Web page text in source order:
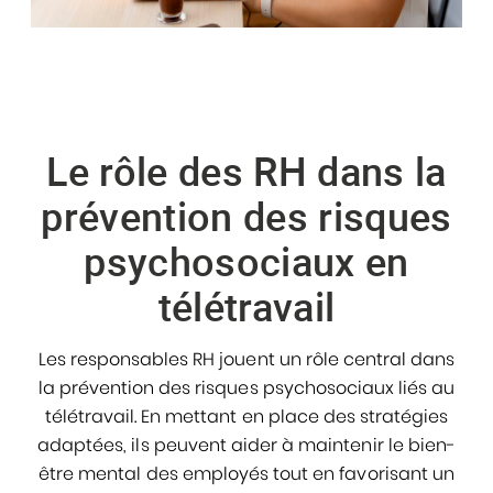
Le rôle des RH dans la
prévention des risques
psychosociaux en
télétravail
Les responsables RH jouent un rôle central dans
la prévention des risques psychosociaux liés au
télétravail. En mettant en place des stratégies
adaptées, ils peuvent aider à maintenir le bien-
être mental des employés tout en favorisant un